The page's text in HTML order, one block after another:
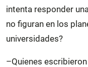
intenta responder
no figuran en los
universidades?
–Quienes